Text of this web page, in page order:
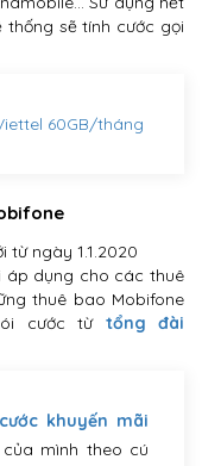
thống sẽ tính cước gọi
60GB/tháng
ngày 1.1.2020
áp dụng cho các thuê
thuê bao Mobifone
cước từ tổng đài
khuyến mãi
mình theo cú